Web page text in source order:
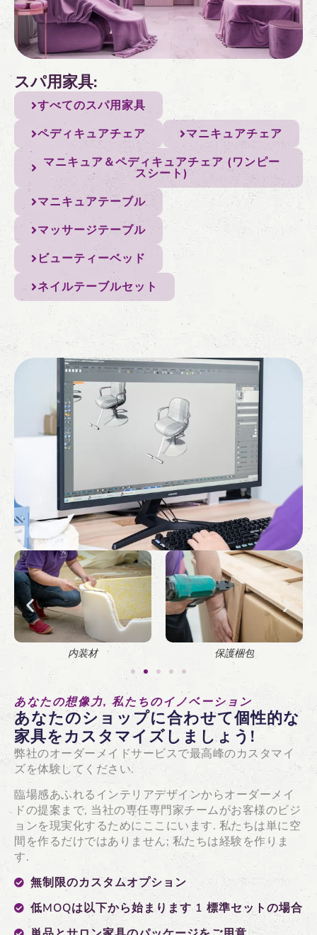
スパ用家具:
すべてのスパ用家具
ペディキュアチェア
マニキュアチェア
マニキュア＆ペディキュアチェア (ワンピー
スシート)
マニキュアテーブル
マッサージテーブル
ビューティーベッド
ネイルテーブルセット
内装材 保護梱包
あなたの想像力, 私たちのイノベーション
あなたのショップに合わせて個性的な
家具をカスタマイズしましょう!
弊社のオーダーメイドサービスで最高峰のカスタマイ
ズを体験してください.
臨場感あふれるインテリアデザインからオーダーメイ
ドの提案まで, 当社の専任専門家チームがお客様のビジ
ョンを現実化するためにここにいます. 私たちは単に空
間を作るだけではありません; 私たちは経験を作りま
す.
無制限のカスタムオプション
低MOQは以下から始まります 1 標準セットの場合